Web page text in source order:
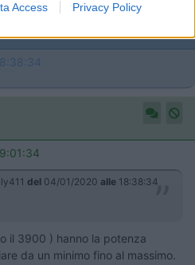
Access Privacy Policy
del 04/01/2020 alle 18:38:34
il 3900 ) hanno la potenza
da un minimo fino al massimo.